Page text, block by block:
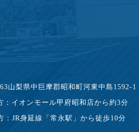
山梨県中巨摩郡昭和町河東中島1592-1
：イオンモール甲府昭和店から約3分
：JR身延線「常永駅」から徒歩10分